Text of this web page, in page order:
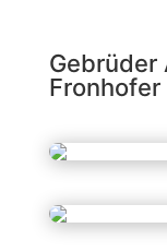
Gebrüder